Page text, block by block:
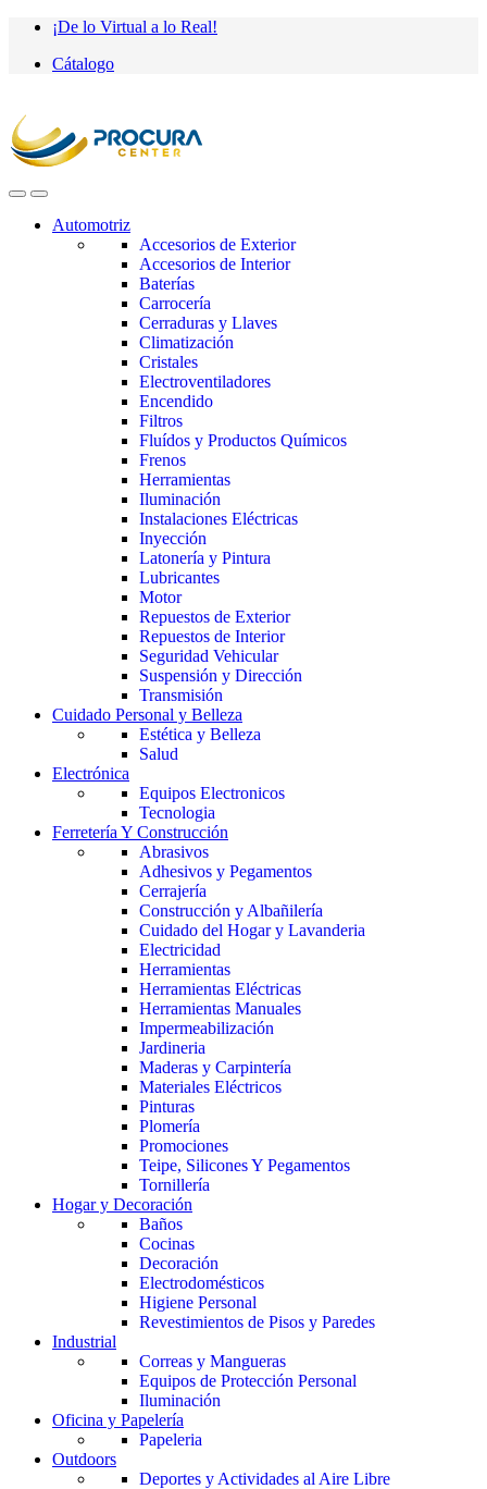
Saltar
navegación
saltar
contenido
¡De lo Virtual a lo Real!
Cátalogo
Automotriz
Accesorios de Exterior
Accesorios de Interior
Baterías
Carrocería
Cerraduras y Llaves
Climatización
Cristales
Electroventiladores
Encendido
Filtros
Fluídos y Productos Químicos
Frenos
Herramientas
Iluminación
Instalaciones Eléctricas
Inyección
Latonería y Pintura
Lubricantes
Motor
Repuestos de Exterior
Repuestos de Interior
Seguridad Vehicular
Suspensión y Dirección
Transmisión
Cuidado Personal y Belleza
Estética y Belleza
Salud
Electrónica
Equipos Electronicos
Tecnologia
Ferretería Y Construcción
Abrasivos
Adhesivos y Pegamentos
Cerrajería
Construcción y Albañilería
Cuidado del Hogar y Lavanderia
Electricidad
Herramientas
Herramientas Eléctricas
Herramientas Manuales
Impermeabilización
Jardineria
Maderas y Carpintería
Materiales Eléctricos
Pinturas
Plomería
Promociones
Teipe, Silicones Y Pegamentos
Tornillería
Hogar y Decoración
Baños
Cocinas
Decoración
Electrodomésticos
Higiene Personal
Revestimientos de Pisos y Paredes
Industrial
Correas y Mangueras
Equipos de Protección Personal
Iluminación
Oficina y Papelería
Papeleria
Outdoors
Deportes y Actividades al Aire Libre